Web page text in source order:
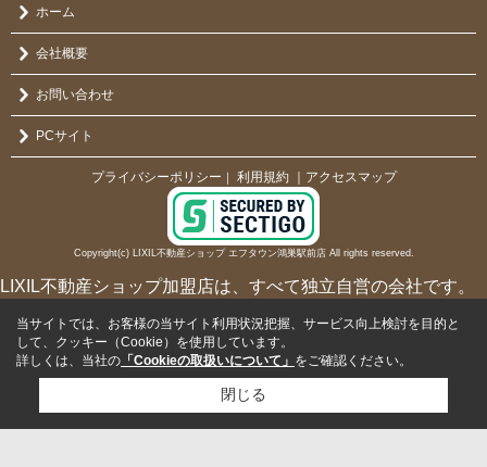
ホーム
会社概要
お問い合わせ
PCサイト
プライバシーポリシー ｜ 利用規約 ｜アクセスマップ
Copyright(c) LIXIL不動産ショップ エフタウン鴻巣駅前店 All rights reserved.
LIXIL不動産ショップ加盟店は、すべて独立自営の会社です。
当サイトでは、お客様の当サイト利用状況把握、サービス向上検討を目的と
して、クッキー（Cookie）を使用しています。
詳しくは、当社の 「Cookieの取扱いについて」 をご確認ください。
閉じる